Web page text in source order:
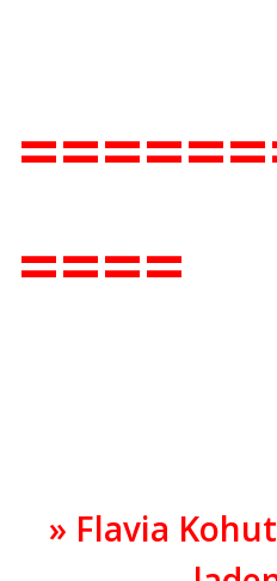
====
» Flavia